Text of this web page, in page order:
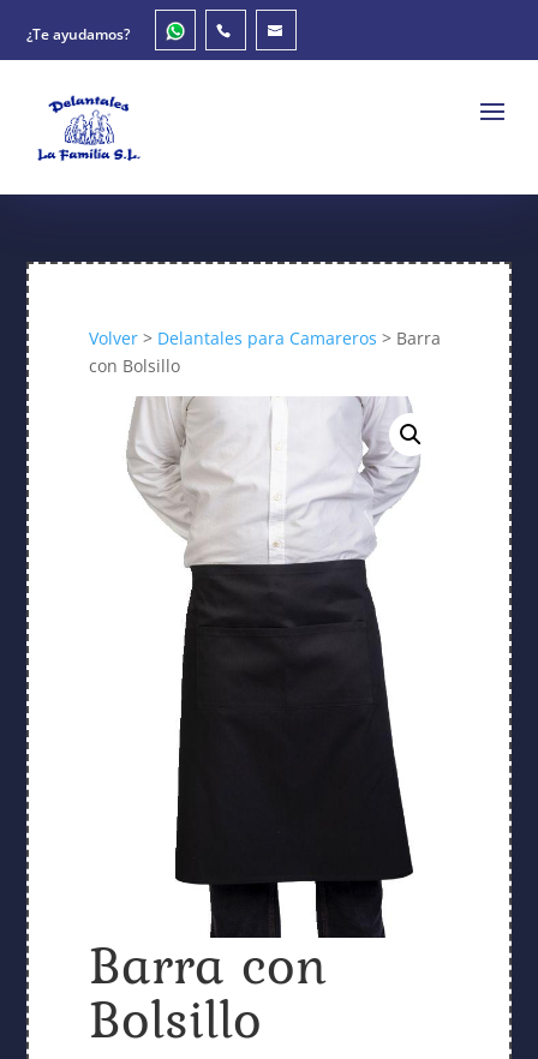
¿Te ayudamos?
Volver> Delantales para Camareros > Barra
con Bolsillo
Barra con
Bolsillo